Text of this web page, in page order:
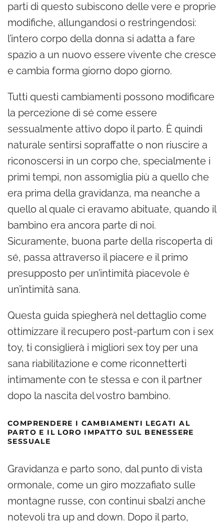
parti di questo subiscono delle vere e proprie
modifiche, allungandosi o restringendosi:
l’intero corpo della donna si adatta a fare
spazio a un nuovo essere vivente che cresce
e cambia forma giorno dopo giorno.
Tutti questi cambiamenti possono modificare
la percezione di sé come essere
sessualmente attivo dopo il parto. È quindi
naturale sentirsi sopraffatte o non riuscire a
riconoscersi in un corpo che, specialmente i
primi tempi, non assomiglia più a quello che
era prima della gravidanza, ma neanche a
quello al quale ci eravamo abituate, quando il
bambino era ancora parte di noi.
Sicuramente, buona parte della riscoperta di
sé, passa attraverso il piacere e il primo
presupposto per un’intimità piacevole è
un’intimità sana.
Questa guida spiegherà nel dettaglio come
ottimizzare il recupero post-partum con i sex
toy, ti consiglierà i migliori sex toy per una
sana riabilitazione e come riconnetterti
intimamente con te stessa e con il partner
dopo la nascita del vostro bambino.
COMPRENDERE I CAMBIAMENTI LEGATI AL
PARTO E IL LORO IMPATTO SUL BENESSERE
SESSUALE
Gravidanza e parto sono, dal punto di vista
ormonale, come un giro mozzafiato sulle
montagne russe, con continui sbalzi anche
notevoli tra up and down. Dopo il parto,